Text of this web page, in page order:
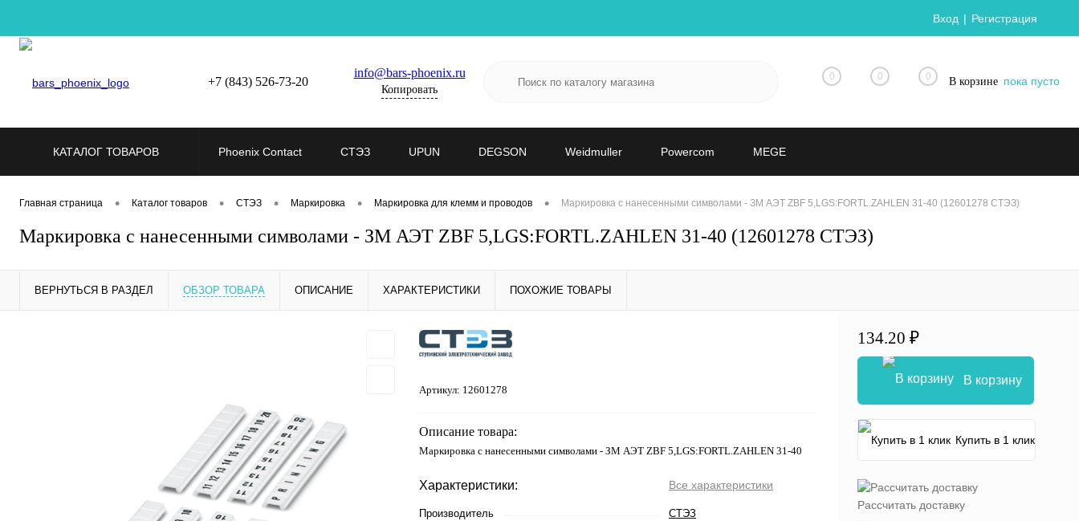
Вход Регистрация
+7 (843) 526-73-20
info@bars-phoenix.ru
Копировать
0 0 0 В корзине пока пусто
КАТАЛОГ ТОВАРОВ Phoenix Contact СТЭЗ UPUN DEGSON Weidmuller Powercom MEGE
Главная страница • Каталог товаров • СТЭЗ • Маркировка • Маркировка для клемм и проводов • Маркировка с нанесенными символами - ЗМ АЭТ ZBF 5,LGS:FORTL.ZAHLEN 31-40 (12601278 СТЭЗ)
Маркировка с нанесенными символами - ЗМ АЭТ ZBF 5,LGS:FORTL.ZAHLEN 31-40 (12601278 СТЭЗ)
ВЕРНУТЬСЯ В РАЗДЕЛ ОБЗОР ТОВАРА ОПИСАНИЕ ХАРАКТЕРИСТИКИ ПОХОЖИЕ ТОВАРЫ
Артикул: 12601278
Описание товара:
Маркировка с нанесенными символами - ЗМ АЭТ ZBF 5,LGS:FORTL.ZAHLEN 31-40
Характеристики: Все характеристики
Производитель СТЭЗ
134.20 ₽
В корзину
Купить в 1 клик
Рассчитать доставку